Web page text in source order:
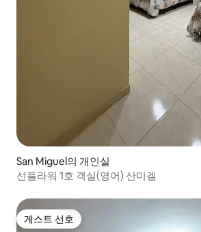
San Miguel의 개인실
선플라워 1호 객실(영어) 산미겔
게스트 선호
게스트 선호